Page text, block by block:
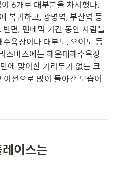
복귀하고, 광명역, 부산역 등
면, 팬데믹 기간 동안 사람들
욕장이나 대부도, 오이도 등
스마스에는 해운대해수욕장
에 맞이한 거리두기 없는 크
전으로 많이 돌아간 모습이
이스는